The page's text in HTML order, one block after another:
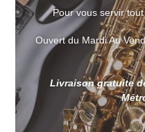
Pour vous servir
Ouvert du Mardi Au
Livraison gratuite